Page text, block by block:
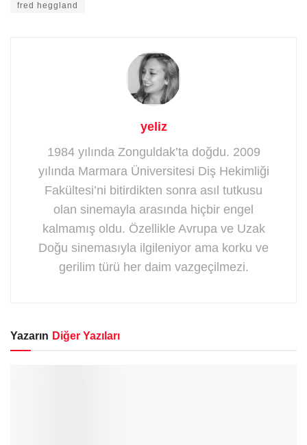
fred heggland
yeliz
1984 yılında Zonguldak’ta doğdu. 2009
yılında Marmara Üniversitesi Diş Hekimliği
Fakültesi’ni bitirdikten sonra asıl tutkusu
olan sinemayla arasında hiçbir engel
kalmamış oldu. Özellikle Avrupa ve Uzak
Doğu sinemasıyla ilgileniyor ama korku ve
gerilim türü her daim vazgeçilmezi.
Yazarın Diğer Yazıları